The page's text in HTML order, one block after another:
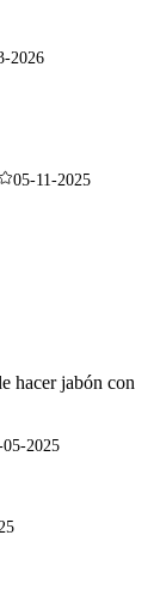
2026
05-11-2025
hacer jabón con
05-2025